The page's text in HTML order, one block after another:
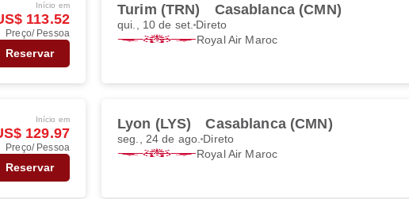
Início em
113.52
Preço/ Pessoa
Reservar
Turim (TRN) Casablanca (CMN)
qui., 10 de set. Direto
Royal Air Maroc
Início em
129.97
Preço/ Pessoa
Reservar
Lyon (LYS) Casablanca (CMN)
seg., 24 de ago. Direto
Royal Air Maroc